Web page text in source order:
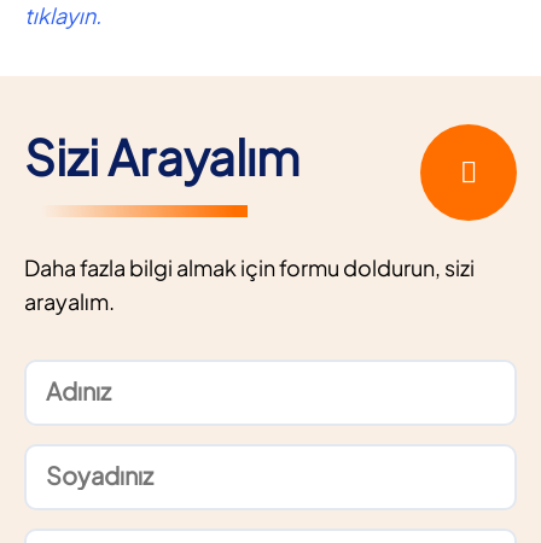
tıklayın.
Sizi Arayalım
Daha fazla bilgi almak için formu doldurun, sizi
arayalım.